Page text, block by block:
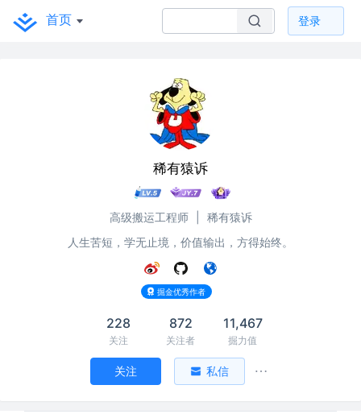
首页 登录
稀有猿诉
高级搬运工程师
稀有猿诉
人生苦短，学无止境，价值输出，方得始终。
掘金优秀作者
228
关注
872
关注者
11,467
掘力值
关注 私信